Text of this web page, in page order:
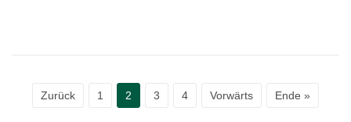
Zurück 1 2 3 4 Vorwärts Ende »